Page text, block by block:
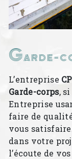
Garde-
L’entreprise
Garde-corps,
Entreprise
faire de
vous
dans votre
l’écoute de